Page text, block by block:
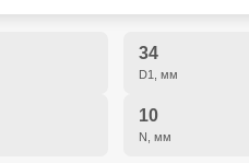
34
D1, мм
10
N, мм